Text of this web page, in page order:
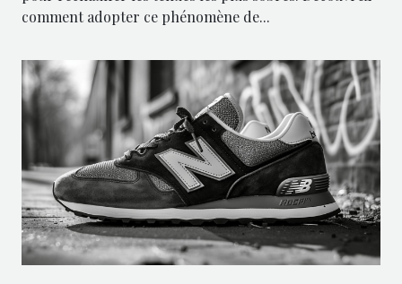
comment adopter ce phénomène de...